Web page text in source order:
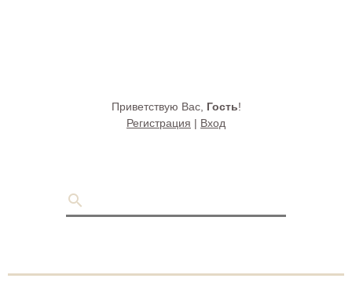
Приветствую Вас, Гость!
Регистрация | Вход